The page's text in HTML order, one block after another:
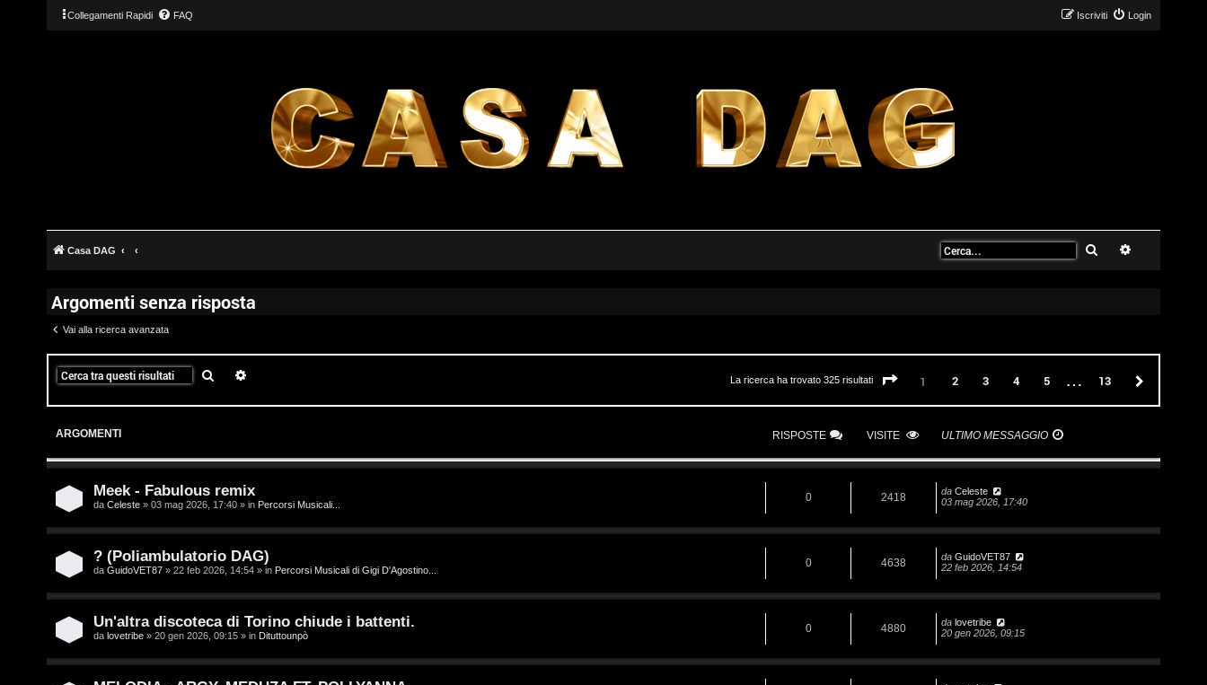
Collegamenti Rapidi FAQ Login
Iscriviti
Casa DAG Cerca
Argomenti senza risposta
Vai alla ricerca avanzata
Cerca La ricerca ha trovato 325 risultati Pagina di
1 2 3 4 5 … 13
ARGOMENTI RISPOSTE VISITE ULTIMO MESSAGGIO
Meek - Fabulous remix
da Celeste » 03 mag 2026, 17:40 » in Percorsi Musicali...
0 2418 da Celeste
03 mag 2026, 17:40
? (Poliambulatorio DAG)
da GuidoVET87 » 22 feb 2026, 14:54 » in Percorsi Musicali di Gigi D'Agostino...
0 4638 da GuidoVET87
22 feb 2026, 14:54
Un'altra discoteca di Torino chiude i battenti.
da lovetribe » 20 gen 2026, 09:15 » in Dituttounpò
0 4880 da lovetribe
20 gen 2026, 09:15